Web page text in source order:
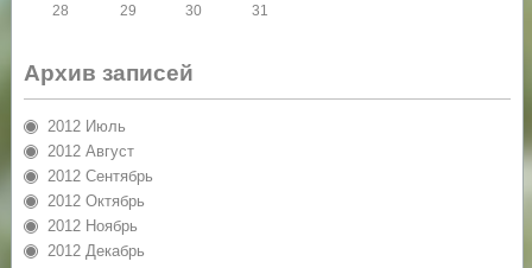
28
29 30 31
Архив записей
2012 Июль
2012 Август
2012 Сентябрь
2012 Октябрь
2012 Ноябрь
2012 Декабрь